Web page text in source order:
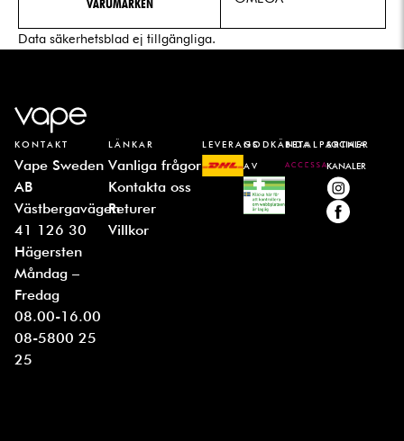
VARUMÄRKEN
Data säkerhetsblad ej tillgängliga.
KONTAKT
Vape Sweden
AB
Västbergavägen
41 126 30
Hägersten
Måndag –
Fredag
08.00-16.00
08-5800 25
25
LÄNKAR
Vanliga frågor
Kontakta oss
Returer
Villkor
LEVERANSGODKÄNDA
AV
BETALPARTNER
SOCIALA
KANALER